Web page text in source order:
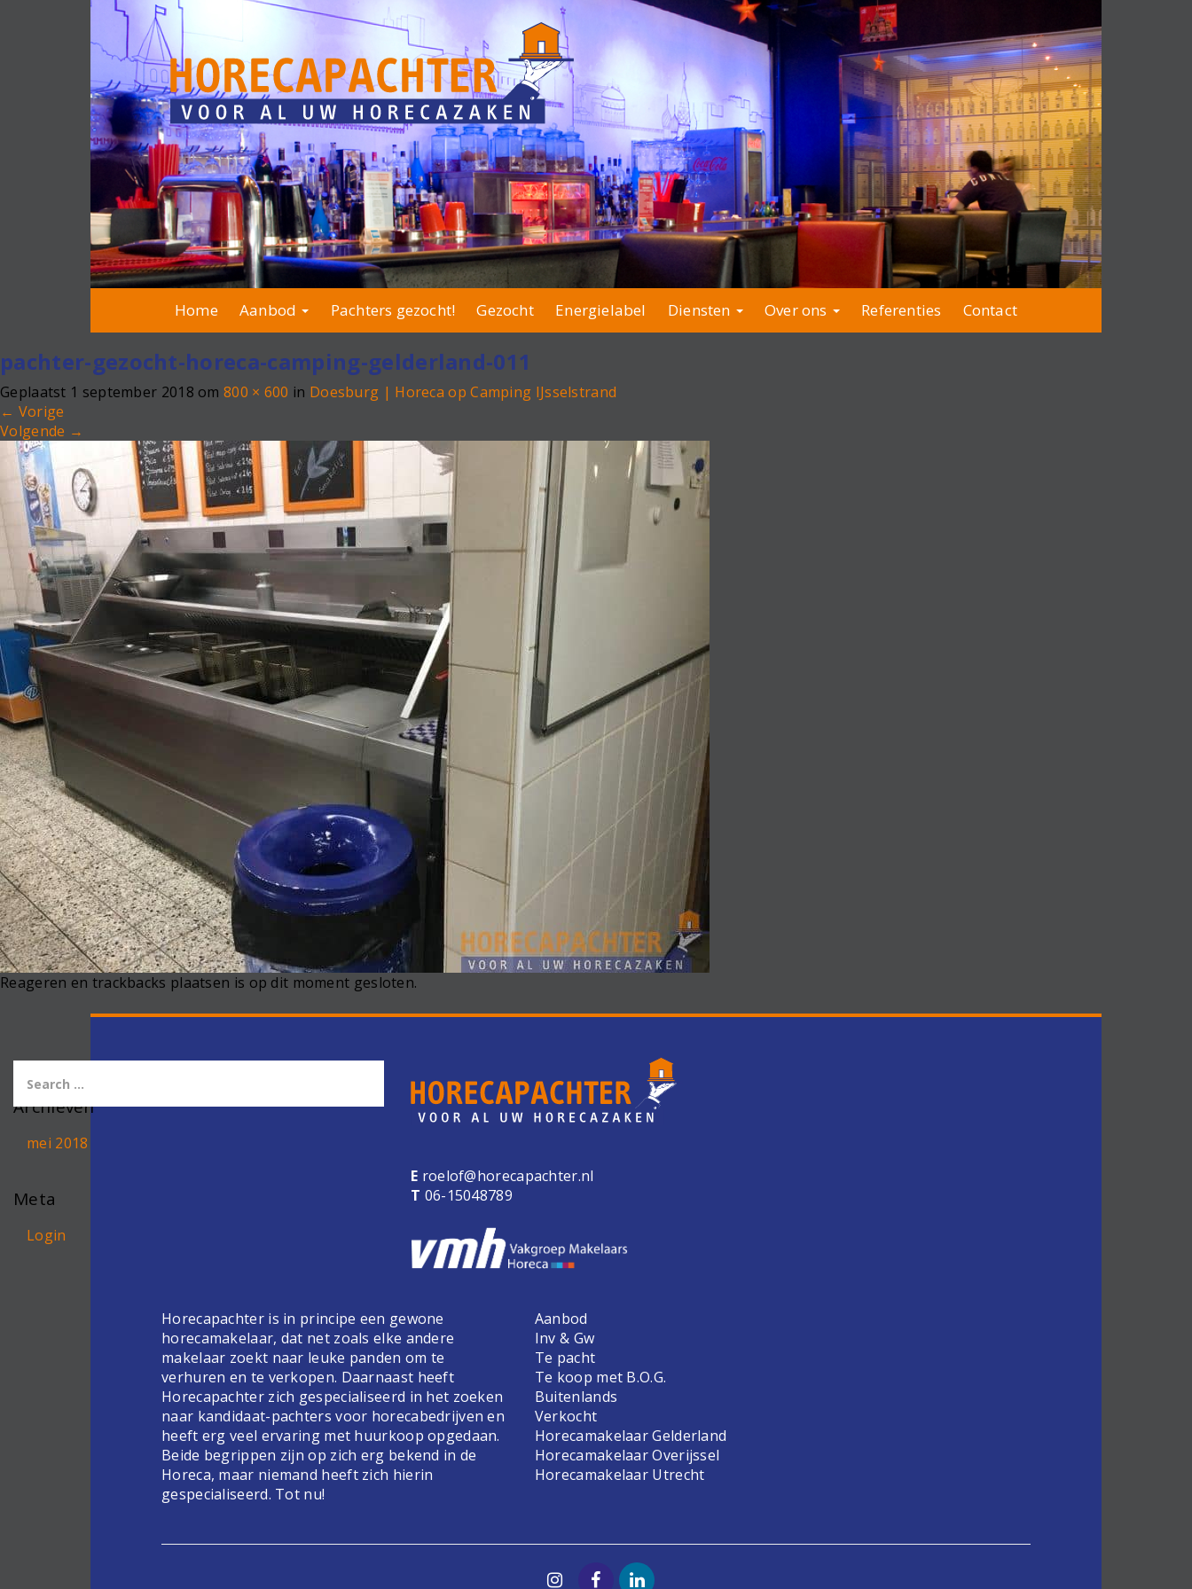
Home Aanbod Pachters gezocht! Gezocht Energielabel Diensten Over ons Referenties Contact
pachter-gezocht-horeca-camping-gelderland-011
Geplaatst 1 september 2018 om800 × 600 in Doesburg | Horeca op Camping IJsselstrand
← Vorige
Volgende →
Reageren en trackbacks plaatsen is op dit moment gesloten.
Archieven
mei 2018
Meta
Login
E roelof@horecapachter.nl
T 06-15048789
Horecapachter is in principe een gewone
horecamakelaar, dat net zoals elke andere
makelaar zoekt naar leuke panden om te
verhuren en te verkopen. Daarnaast heeft
Horecapachter zich gespecialiseerd in het zoeken
naar kandidaat-pachters voor horecabedrijven en
heeft erg veel ervaring met huurkoop opgedaan.
Beide begrippen zijn op zich erg bekend in de
Horeca, maar niemand heeft zich hierin
gespecialiseerd. Tot nu!
Aanbod
Inv & Gw
Te pacht
Te koop met B.O.G.
Buitenlands
Verkocht
Horecamakelaar Gelderland
Horecamakelaar Overijssel
Horecamakelaar Utrecht